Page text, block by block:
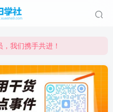
我们携手共进！
我们携手共进！
程、网络营销教程、自媒体短视频教程等，长期更新各大精品创业项目！